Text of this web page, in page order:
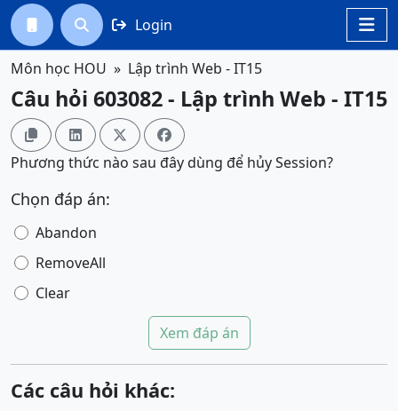

  Login
Môn học HOU Lập trình Web - IT15
Câu hỏi 603082 - Lập trình Web - IT15
   
Phương thức nào sau đây dùng để hủy Session?
Chọn đáp án:
Abandon
RemoveAll
Clear
Xem đáp án
Các câu hỏi khác: